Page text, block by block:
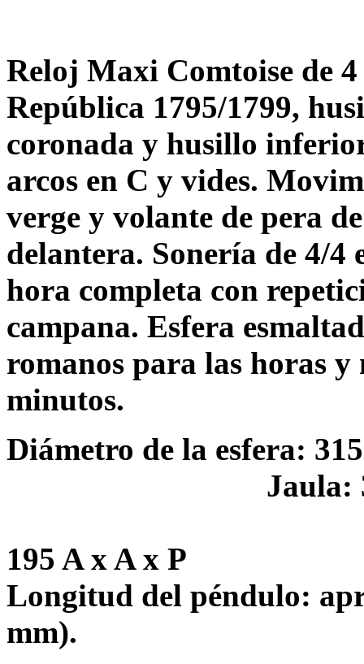
Reloj Maxi Comtoise de
República 1795/1799,
coronada y husillo
arcos en C y vides.
verge y volante de pera
delantera. Sonería de 4/4
hora completa con
campana. Esfera
romanos para las horas
minutos.
Diámetro de la esfera:
Jaula:
195 A x A x P
Longitud del péndulo:
mm).